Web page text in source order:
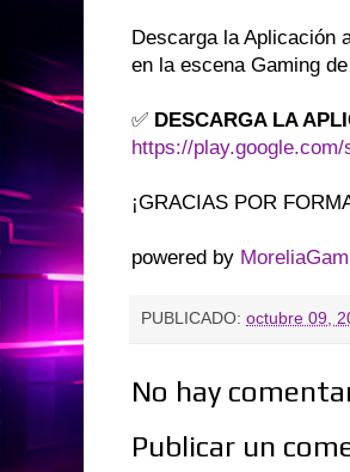
Descarga la Aplicación
en la escena Gaming
✅ DESCARGA LA
https://
¡GRACIAS POR
powered by
PUBLICADO: octubre 09,
No hay
Publicar un